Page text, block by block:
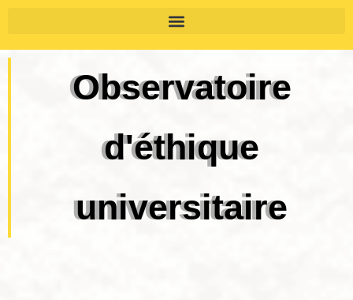
Observatoire
d'éthique
universitaire